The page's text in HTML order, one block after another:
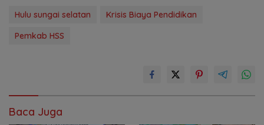
Hulu sungai selatan
Krisis Biaya Pendidikan
Pemkab HSS
Baca Juga